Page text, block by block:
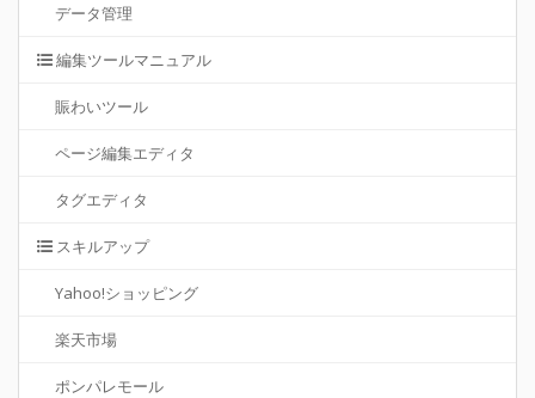
データ管理
編集ツールマニュアル
賑わいツール
ページ編集エディタ
タグエディタ
スキルアップ
Yahoo!ショッピング
楽天市場
ポンパレモール